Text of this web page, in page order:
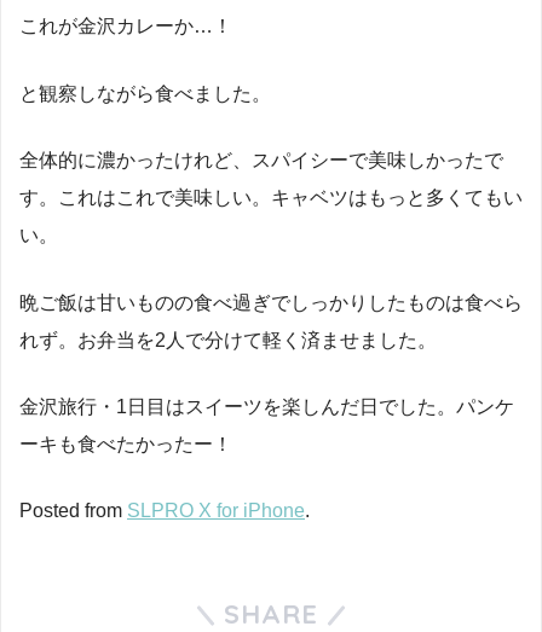
これが金沢カレーか…！
と観察しながら食べました。
全体的に濃かったけれど、スパイシーで美味しかったで
す。これはこれで美味しい。キャベツはもっと多くてもい
い。
晩ご飯は甘いものの食べ過ぎでしっかりしたものは食べら
れず。お弁当を2人で分けて軽く済ませました。
金沢旅行・1日目はスイーツを楽しんだ日でした。パンケ
ーキも食べたかったー！
Posted from SLPRO X for iPhone.
SHARE